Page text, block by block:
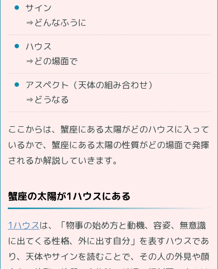
サイン
⇒どんなふうに
ハウス
⇒どの場面で
アスペクト（天体の組み合わせ）
⇒どうなる
ここからは、蟹座にある太陽がどのハウスに入って
いるかで、蟹座にある太陽の性質がどの場面で発揮
されるか解説していきます。
蟹座の太陽が1ハウスにある
1ハウスは、「物事の始め方と動機、容姿、無意識
に出てくる性格、外に出す自分」を表すハウスであ
り、天体やサインを読むことで、その人の外見や顔